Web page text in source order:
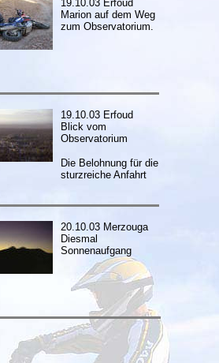
19.10.03 Erfoud
Marion auf dem Weg
zum Observatorium.
19.10.03 Erfoud
Blick vom
Observatorium
Die Belohnung für die
sturzreiche Anfahrt
20.10.03 Merzouga
Diesmal
Sonnenaufgang